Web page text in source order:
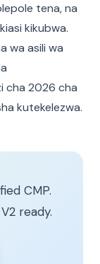
tena, na
kikubwa.
wa asili wa
cha 2026 cha
kutekelezwa.
CMP.
ready.